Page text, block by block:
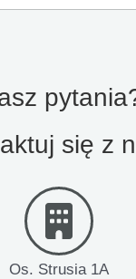
się z
Os. Strusia 1A